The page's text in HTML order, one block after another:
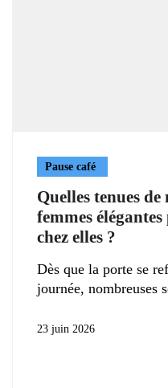
Pause café
Quelles tenues
femmes
chez elles ?
Dès que la porte se
journée, nombreuses
23 juin 2026